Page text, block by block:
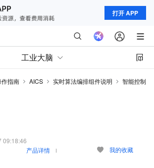
打开 APP
工业大脑
作指南 AICS 实时算法编排组件说明
智能控制
09:18:46
产品详情 我的收藏